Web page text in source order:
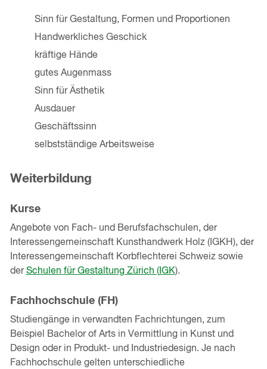
Sinn für Gestaltung, Formen und Proportionen
Handwerkliches Geschick
kräftige Hände
gutes Augenmass
Sinn für Ästhetik
Ausdauer
Geschäftssinn
selbstständige Arbeitsweise
Weiterbildung
Kurse
Angebote von Fach- und Berufsfachschulen, der
Interessengemeinschaft Kunsthandwerk Holz (IGKH), der
Interessengemeinschaft Korbflechterei Schweiz sowie
derSchulen für Gestaltung Zürich (IGK).
Fachhochschule (FH)
Studiengänge in verwandten Fachrichtungen, zum
Beispiel Bachelor of Arts in Vermittlung in Kunst und
Design oder in Produkt- und Industriedesign. Je nach
Fachhochschule gelten unterschiedliche